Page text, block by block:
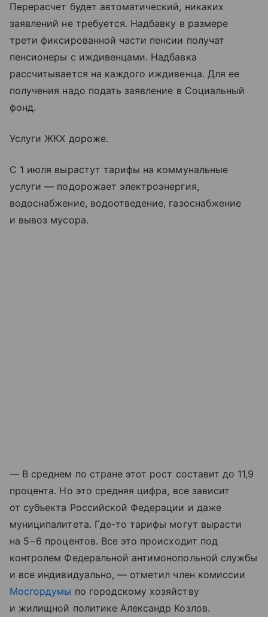
Перерасчет будет автоматический, никаких
заявлений не требуется. Надбавку в размере
трети фиксированной части пенсии получат
пенсионеры с иждивенцами. Надбавка
рассчитывается на каждого иждивенца. Для ее
получения надо подать заявление в Социальный
фонд.
Услуги ЖКХ дороже.
С 1 июля вырастут тарифы на коммунальные
услуги — подорожает электроэнергия,
водоснабжение, водоотведение, газоснабжение
и вывоз мусора.
— В среднем по стране этот рост составит до 11,9
процента. Но это средняя цифра, все зависит
от субъекта Российской Федерации и даже
муниципалитета. Где-то тарифы могут вырасти
на 5−6 процентов. Все это происходит под
контролем Федеральной антимонопольной службы
и все индивидуально, — отметил член комиссии
Мосгордумы по городскому хозяйству
и жилищной политике Александр Козлов.